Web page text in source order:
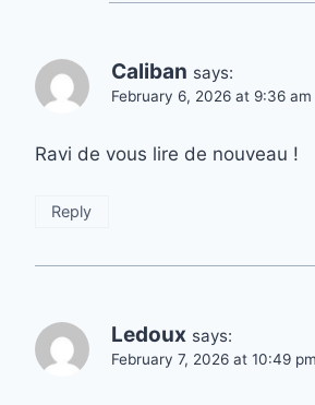
Caliban says:
February 6, 2026 at 9:36 am
Ravi de vous lire de nouveau !
Reply
Ledoux says:
February 7, 2026 at 10:49 pm